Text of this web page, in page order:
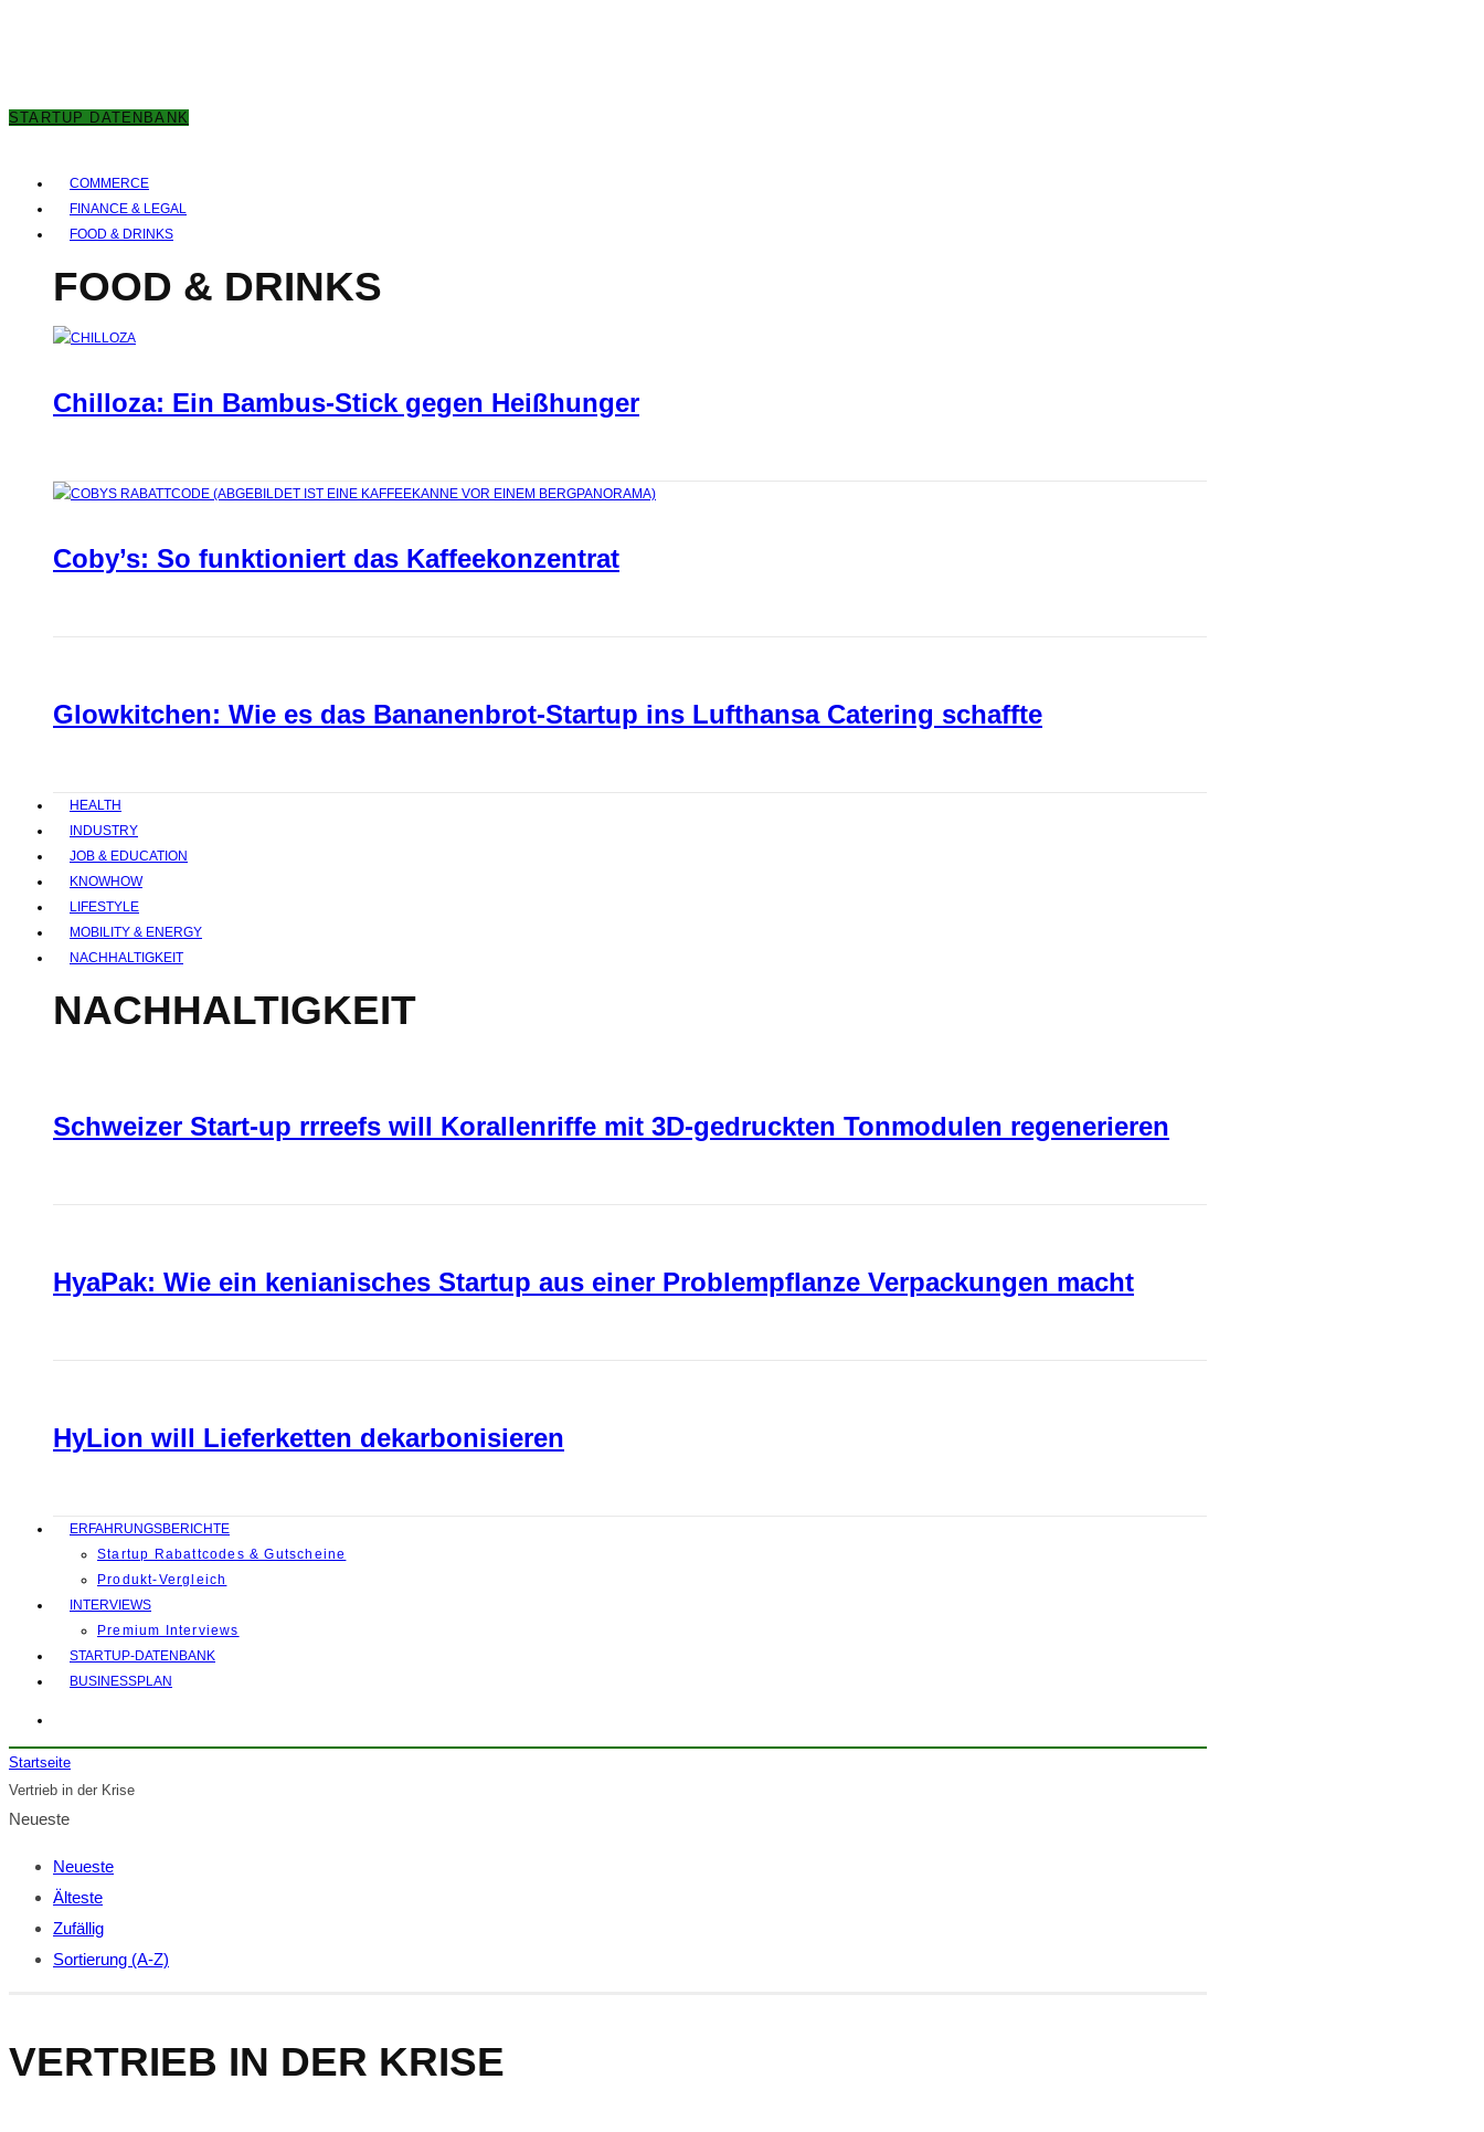
STARTUP DATENBANK
COMMERCE
FINANCE & LEGAL
FOOD & DRINKS
FOOD & DRINKS
Chilloza: Ein Bambus-Stick gegen Heißhunger
Coby’s: So funktioniert das Kaffeekonzentrat
Glowkitchen: Wie es das Bananenbrot-Startup ins Lufthansa Catering schaffte
HEALTH
INDUSTRY
JOB & EDUCATION
KNOWHOW
LIFESTYLE
MOBILITY & ENERGY
NACHHALTIGKEIT
NACHHALTIGKEIT
Schweizer Start-up rrreefs will Korallenriffe mit 3D-gedruckten Tonmodulen regenerieren
HyaPak: Wie ein kenianisches Startup aus einer Problempflanze Verpackungen macht
HyLion will Lieferketten dekarbonisieren
ERFAHRUNGSBERICHTE
Startup Rabattcodes & Gutscheine
Produkt-Vergleich
INTERVIEWS
Premium Interviews
STARTUP-DATENBANK
BUSINESSPLAN
Startseite
Vertrieb in der Krise
Neueste
Neueste
Älteste
Zufällig
Sortierung (A-Z)
VERTRIEB IN DER KRISE